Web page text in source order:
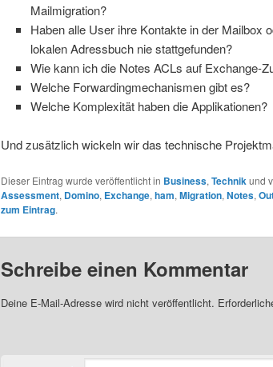
Mailmigration?
Haben alle User ihre Kontakte in der Mailbox
lokalen Adressbuch nie stattgefunden?
Wie kann ich die Notes ACLs auf Exchange-
Welche Forwardingmechanismen gibt es?
Welche Komplexität haben die Applikationen?
Und zusätzlich wickeln wir das technische
Dieser Eintrag wurde veröffentlicht in Business, Technikund
Assessment, Domino, Exchange, ham, Migration, Notes,
zum Eintrag.
Schreibe einen Kommentar
Deine E-Mail-Adresse wird nicht veröffentlicht.